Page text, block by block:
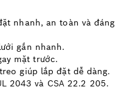
nhanh, an toàn và đáng
gắn nhanh.
mặt trước.
giúp lắp đặt dễ dàng.
2043 và CSA 22.2 205.